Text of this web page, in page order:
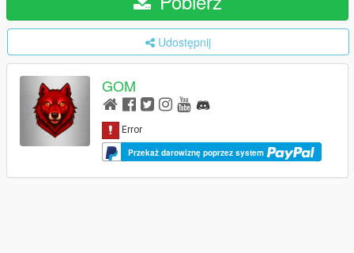
Udostępnij
GOM
Przekaż darowiznę poprzez system